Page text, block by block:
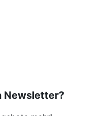
Newsletter?